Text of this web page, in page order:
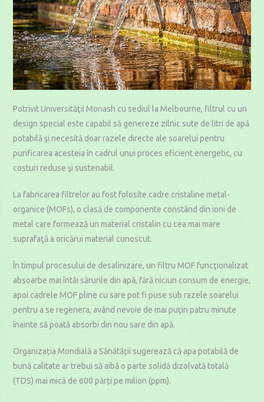
Potrivit Universităţii Monash cu sediul la Melbourne, filtrul cu un
design special este capabil să genereze zilnic sute de litri de apă
potabilă şi necesită doar razele directe ale soarelui pentru
purificarea acesteia în cadrul unui proces eficient energetic, cu
costuri reduse şi sustenabil.
La fabricarea filtrelor au fost folosite cadre cristaline metal-
organice (MOFs), o clasă de componente constând din ioni de
metal care formează un material cristalin cu cea mai mare
suprafaţă a oricărui material cunoscut.
În timpul procesului de desalinizare, un filtru MOF funcţionalizat
absoarbe mai întâi sărurile din apă, fără niciun consum de energie,
apoi cadrele MOF pline cu sare pot fi puse sub razele soarelui
pentru a se regenera, având nevoie de mai puţin patru minute
înainte să poată absorbi din nou sare din apă.
Organizația Mondială a Sănătății sugerează că apa potabilă de
bună calitate ar trebui să aibă o parte solidă dizolvată totală
(TDS) mai mică de 600 părți pe milion (ppm).